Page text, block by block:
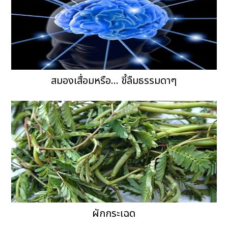
สมองเสื่อมหรือ... ขี้ลืมธรรมดาๆ
ผักกระเฉด